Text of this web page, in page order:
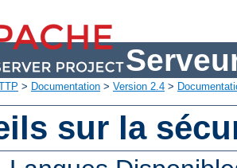
> Documentation > Version 2.4 >
sur la